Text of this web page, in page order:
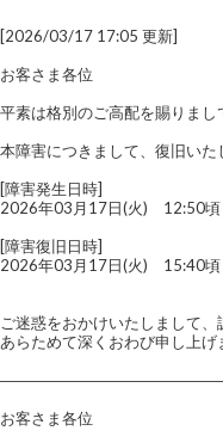
[2026/03/17 17:05 更新]
お客さま各位
平素は格別のご高配を賜りまし
本障害につきまして、復旧いた
[障害発生日時]
2026年03月17日(火) 12:50頃
[障害復旧日時]
2026年03月17日(火) 15:40頃
ご迷惑をおかけいたしまして、
あらためて深くおわび申し上げ
お客さま各位